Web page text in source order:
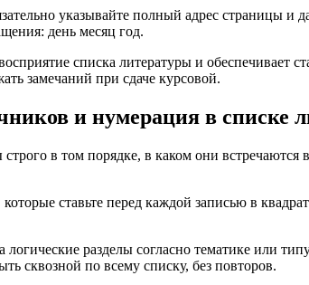
указывайте полный адрес
день месяц год.
списка литературы и обеспечивает
замечаний при сдаче курсовой.
и нумерация в списке
строго в том порядке, в каком они
ставьте перед каждой записью в
разделы согласно тематике или
сквозной по всему списку, без повторов.